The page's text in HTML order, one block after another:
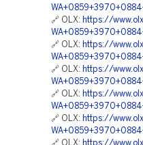
🔗 OLX: https://
🔗 OLX: https://
🔗 OLX: https://
🔗 OLX: https://
🔗 OLX: https://
🔗 OLX: https://